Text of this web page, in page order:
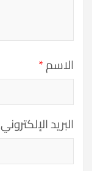
الاسم*
البريد الإلكتروني